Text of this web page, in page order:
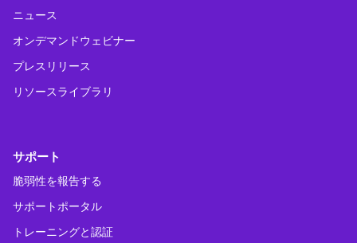
ニュース
オンデマンドウェビナー
プレスリリース
リソースライブラリ
サポート
脆弱性を報告する
サポートポータル
トレーニングと認証